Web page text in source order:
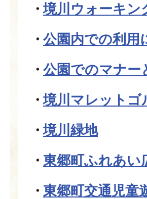
境川ウォーキン
公園内での利用
公園でのマナー
境川マレットゴ
境川緑地
東郷町ふれあい
東郷町交通児童